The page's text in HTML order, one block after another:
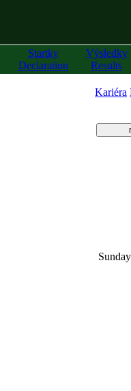
Startky
Declaration
Výsledky
Results
Kariéra